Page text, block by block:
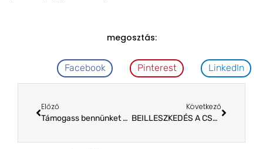
megosztás:
Facebook Pinterest LinkedIn
Előző
Támogass bennünket adód 1%-ával
Következő
BEILLESZKEDÉS A CSALÁDBA – A PICI BABA ELHAGYJA A PIC-ET